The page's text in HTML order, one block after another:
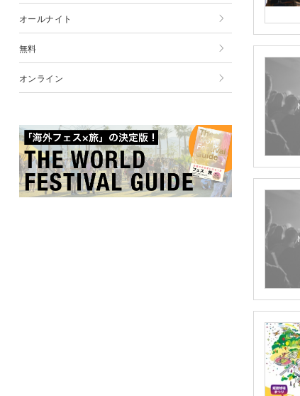
12月
11月
12月
10月
11月
12月
9月
10月
11月
8月
9月
10月
12月
7月
8月
9月
11月
12月
オールナイト
無料
オンライン